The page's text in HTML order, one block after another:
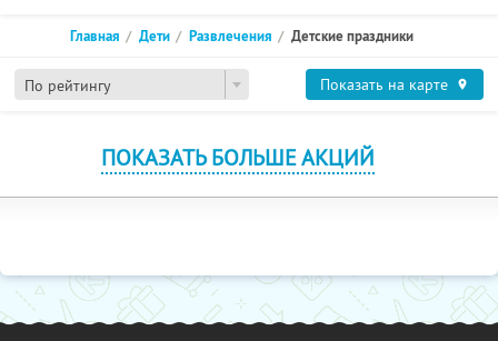
По рейтингу
Главная Дети Развлечения Детские праздники
Показать на карте
ПОКАЗАТЬ БОЛЬШЕ АКЦИЙ